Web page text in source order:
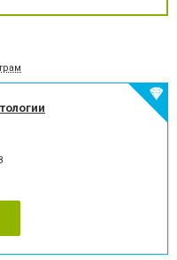
зубов
к